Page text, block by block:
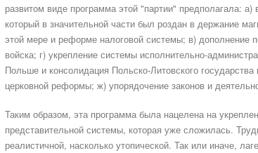
развитом виде программа этой "партии" предполагала:
который в значительной части был роздан в держание
этой мере и реформе налоговой системы; в) дополнение
войска; г) укрепление системы исполнительно-
Польше и консолидация Польско-Литовского
церковной реформы; ж) упорядочение законов и
Таким образом, эта программа была нацелена на
представительной системы, которая уже сложилась.
реалистичной, насколько утопической. Так или иначе,